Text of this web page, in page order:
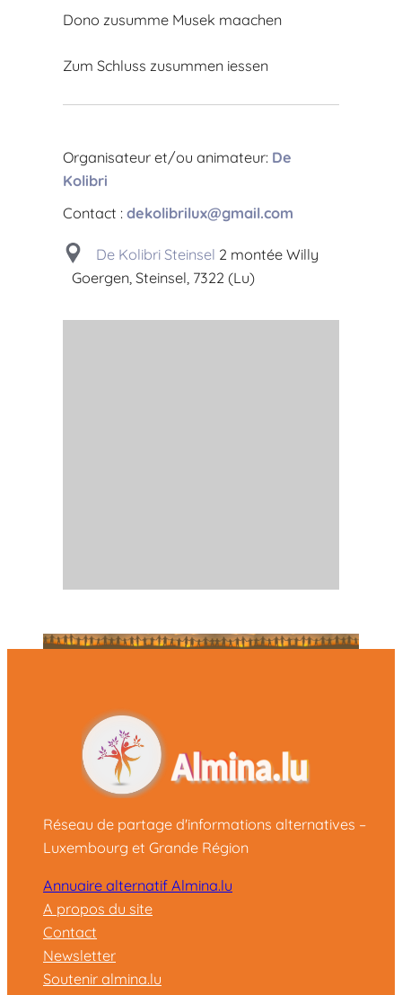
Dono zusumme Musek maachen
Zum Schluss zusummen iessen
Organisateur et/ou animateur: De
Kolibri
Contact : dekolibrilux@gmail.com
De Kolibri Steinsel 2 montée Willy
Goergen, Steinsel, 7322 (Lu)
Réseau de partage d'informations alternatives –
Luxembourg et Grande Région
Annuaire alternatif Almina.lu
A propos du site
Contact
Newsletter
Soutenir almina.lu